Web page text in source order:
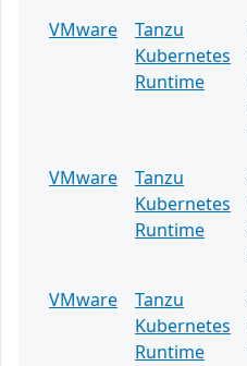
VMware
Tanzu
Kubernetes
Runtime
VMware
Tanzu
Kubernetes
Runtime
VMware
Tanzu
Kubernetes
Runtime